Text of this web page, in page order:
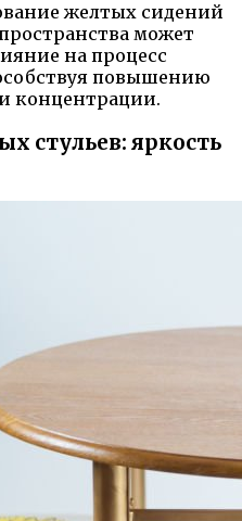
желтых сидений
может
на процесс
повышению
концентрации.
стульев: яркость